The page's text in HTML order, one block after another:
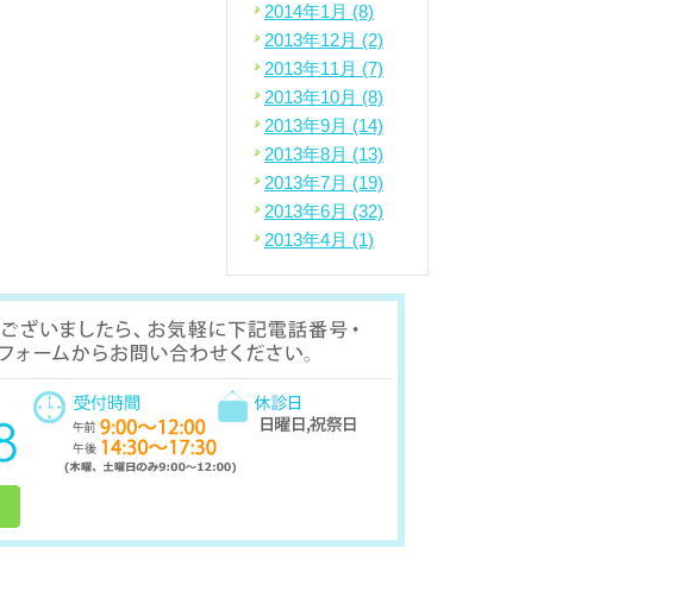
2014年1月 (8)
2013年12月 (2)
2013年11月 (7)
2013年10月 (8)
2013年9月 (14)
2013年8月 (13)
2013年7月 (19)
2013年6月 (32)
2013年4月 (1)